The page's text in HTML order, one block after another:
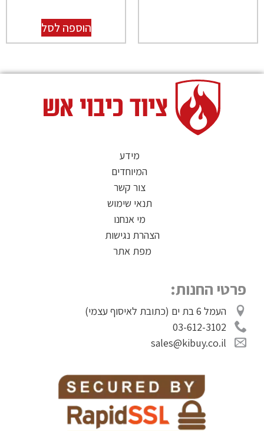
הוספה לסל
מידע
המיוחדים
צור קשר
תנאי שימוש
מי אנחנו
הצהרת נגישות
מפת אתר
פרטי החנות:
העמל 6 בת ים (כתובת לאיסוף עצמי)
03-612-3102
sales@kibuy.co.il